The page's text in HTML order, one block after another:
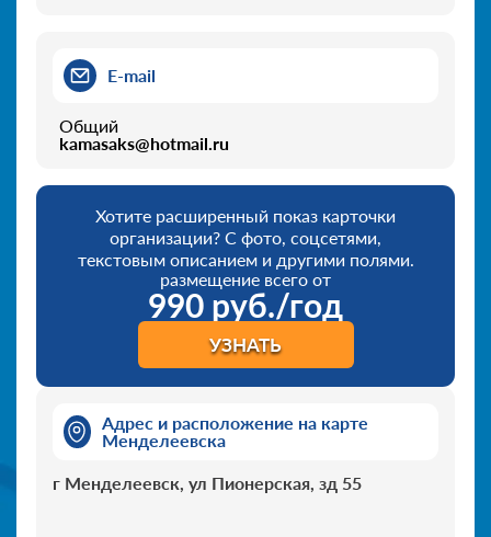
E-mail
Общий
kamasaks@hotmail.ru
Хотите расширенный показ карточки
организации? С фото, соцсетями,
текстовым описанием и другими полями.
размещение всего от
990 руб./год
УЗНАТЬ
Адрес и расположение на карте
Менделеевска
г Менделеевск, ул Пионерская, зд 55